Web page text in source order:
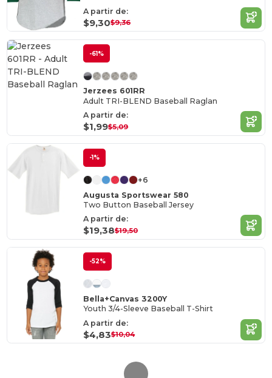
A partir de:
$9,30$9,36
-61%
Jerzees 601RR
Adult TRI-BLEND Baseball Raglan
A partir de:
$1,99$5,09
-1%
+6
Augusta Sportswear 580
Two Button Baseball Jersey
A partir de:
$19,38$19,50
-52%
Bella+Canvas 3200Y
Youth 3/4-Sleeve Baseball T-Shirt
A partir de:
$4,83$10,04